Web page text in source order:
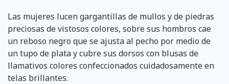
Las mujeres lucen gargantillas de mullos y de piedras
preciosas de vistosos colores, sobre sus hombros cae
un reboso negro que se ajusta al pecho por medio de
un tupo de plata y cubre sus dorsos con blusas de
llamativos colores confeccionados cuidadosamente en
telas brillantes.